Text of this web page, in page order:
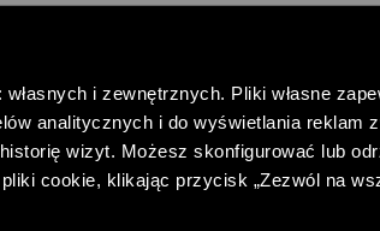
i zewnętrznych. Pliki własne
analitycznych i do wyświetlania reklam
wizyt. Możesz skonfigurować lub
cookie, klikając przycisk „Zezwól na